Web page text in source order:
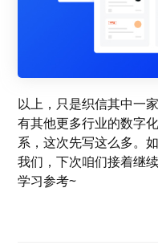
以上，只是织信其中一
有其他更多行业的数字
系，这次先写这么多。
我们，下次咱们接着继
学习参考~